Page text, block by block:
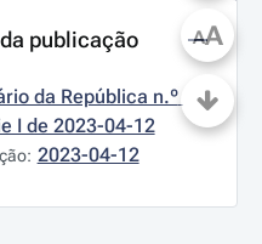
publicação
da República n.º
I de 2023-04-12
2023-04-12
AA